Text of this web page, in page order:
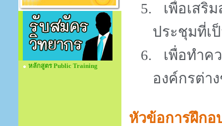
หลักสูตร Public Training
5.
เพื่อเสริ
ประชุมที่เ
6.
เพื่อทำค
องค์กรต่า
หัวข้อการฝึกอ